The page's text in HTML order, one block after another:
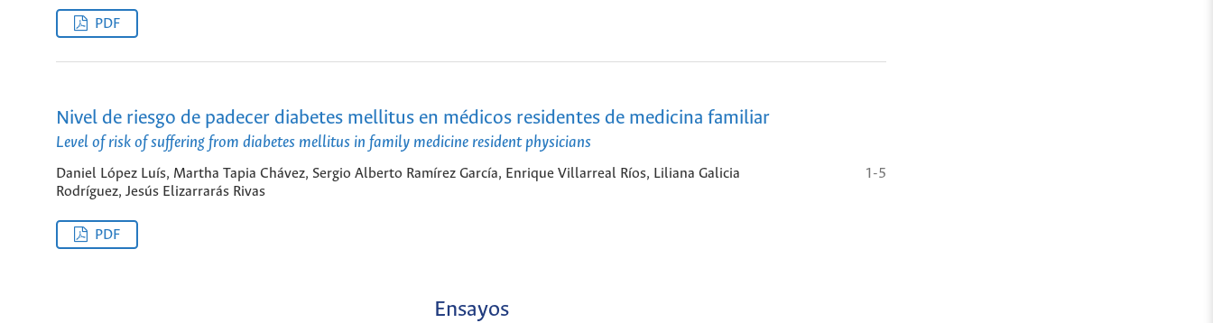
PDF
Nivel de riesgo de padecer diabetes mellitus en médicos residentes de medicina familiar
Level of risk of suffering from diabetes mellitus in family medicine resident physicians
Daniel López Luís, Martha Tapia Chávez, Sergio Alberto Ramírez García, Enrique Villarreal Ríos, Liliana Galicia
Rodríguez, Jesús Elizarrarás Rivas
1-5
PDF
Ensayos